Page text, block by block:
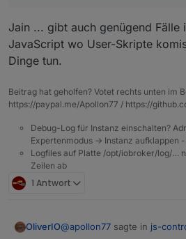
Jain ... gibt auch genügend Fälle
JavaScript wo User-Skripte
Dinge tun.
Beitrag hat geholfen? Votet rechts unten im
https://paypal.me/Apollon77 / https://
Debug-Log für Instanz einschalten?
Expertenmodus -> Instanz aufklappen
Logfiles auf Platte /opt/iobroker/log/…
Zeilen ab
1 Antwort
OliverIO@apollon77 sagte in js-